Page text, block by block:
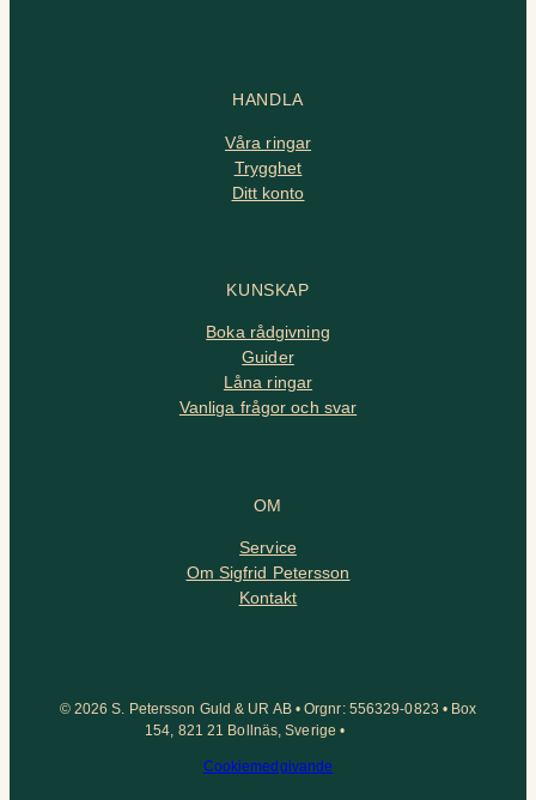
HANDLA
Våra ringar
Trygghet
Ditt konto
KUNSKAP
Boka rådgivning
Guider
Låna ringar
Vanliga frågor och svar
OM
Service
Om Sigfrid Petersson
Kontakt
© 2026 S. Petersson Guld & UR AB • Orgnr: 556329-0823 • Box
154, 821 21 Bollnäs, Sverige •
Cookiemedgivande